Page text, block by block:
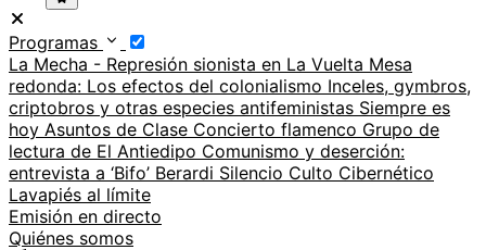
Programas
La Mecha - Represión sionista en La Vuelta Mesa
redonda: Los efectos del colonialismo Inceles, gymbros,
criptobros y otras especies antifeministas Siempre es
hoy Asuntos de Clase Concierto flamenco Grupo de
lectura de El Antiedipo Comunismo y deserción:
entrevista a ‘Bifo’ Berardi Silencio Culto Cibernético
Lavapiés al límite
Emisión en directo
Quiénes somos